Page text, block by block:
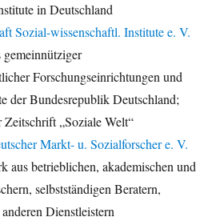
in Deutschland
Sozial-wissenschaftl. Institute e. V.
gemeinnütziger
Forschungseinrichtungen und
der Bundesrepublik Deutschland;
Zeitschrift „Soziale Welt“
Markt- u. Sozialforscher e. V.
aus betrieblichen, akademischen und
selbstständigen Beratern,
Dienstleistern